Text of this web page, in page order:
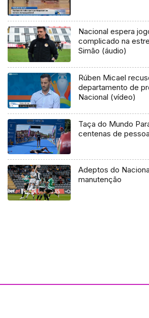
Nacional espera
complicado na
Simão (áudio)
Rúben Micael
departamento de
Nacional (vídeo)
Taça do Mundo
centenas de
Adeptos do
manutenção